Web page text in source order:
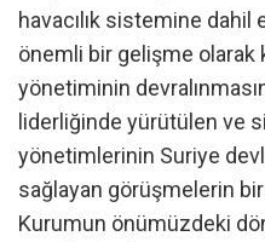
havacılık sistemine
önemli bir gelişme olarak
yönetiminin
liderliğinde yürütülen ve
yönetimlerinin Suriye
sağlayan görüşmelerin
Kurumun önümüzdeki